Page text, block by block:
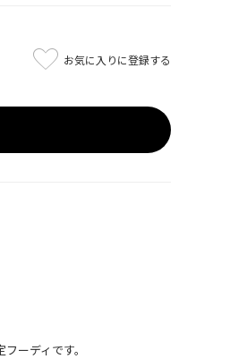
お気に入りに登録する
ーディです。